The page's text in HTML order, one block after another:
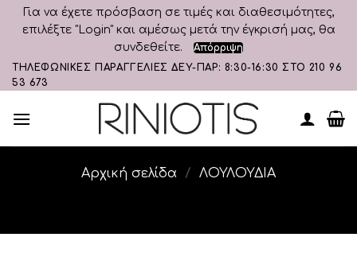
Για να έχετε πρόσβαση σε τιμές και διαθεσιμότητες,
επιλέξτε "Login" και αμέσως μετά την έγκρισή μας, θα
συνδεθείτε.
Απόρριψη
Skip
to
ΤΗΛΕΦΩΝΙΚΕΣ ΠΑΡΑΓΓΕΛΙΕΣ ΔΕΥ-ΠΑΡ: 8:30-16:30 ΣΤΟ 210 96
53 673
Αρχική σελίδα / ΛΟΥΛΟΥΔΙΑ